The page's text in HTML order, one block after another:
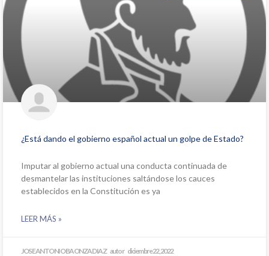
¿Está dando el gobierno español actual un golpe de Estado?
Imputar al gobierno actual una conducta continuada de
desmantelar las instituciones saltándose los cauces
establecidos en la Constitución es ya
LEER MÁS »
JOSE ANTONIO BAONZA DIAZ diciembre 22, 2022